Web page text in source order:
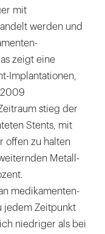
mit
werden und
zeigt eine
Implantationen,
stieg der
Stents, mit
offen zu halten
Metall-
medikamenten-
jedem Zeitpunkt
niedriger als bei